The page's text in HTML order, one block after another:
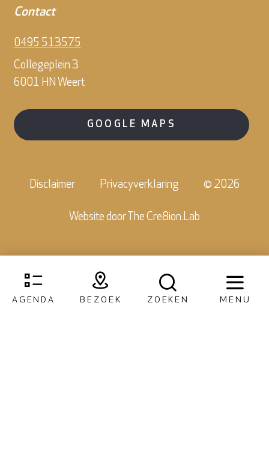
AGENDA BEZOEK ZOEKEN MENU
Contact
0495 513575
Collegeplein 3
6001 HN Weert
GOOGLE MAPS
Disclaimer Privacyverklaring © 2026
Website door The Cre8ion.Lab